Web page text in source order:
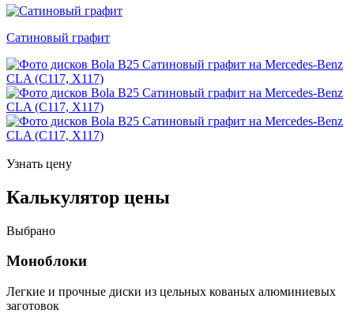
Сатиновый графит
Узнать цену
Калькулятор цены
Выбрано
Моноблоки
Легкие и прочные диски из цельных кованых алюминиевых
заготовок